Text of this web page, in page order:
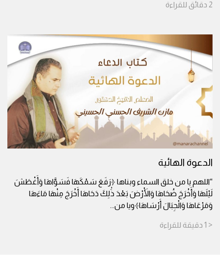
2 دقائق للقراءة
الدعوة الهائية
“اللهم يا من خلق السماء وبناها ﴿رَفَعَ سَمْكَهَا فَسَوَّاهَا وَأَغْطَشَ
لَيْلَهَا وَأَخْرَجَ ضُحَاهَا وَالْأَرْضَ بَعْدَ ذَٰلِكَ دَحَاهَا أَخْرَجَ مِنْهَا مَاءَهَا
وَمَرْعَاهَا وَالْجِبَالَ أَرْسَاهَا﴾ويا من...
< 1 دقيقة للقراءة